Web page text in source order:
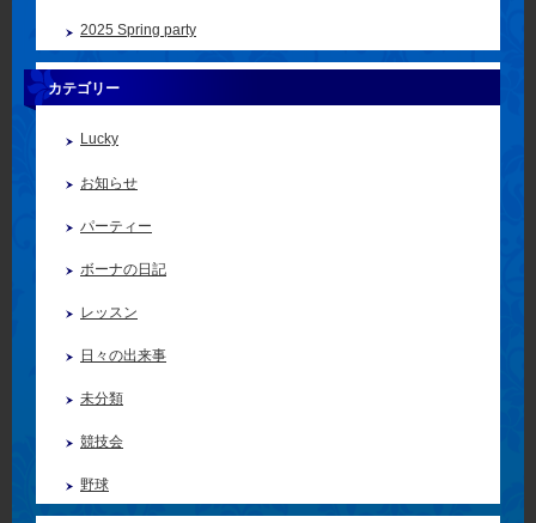
2025 Spring party
カテゴリー
Lucky
お知らせ
パーティー
ボーナの日記
レッスン
日々の出来事
未分類
競技会
野球